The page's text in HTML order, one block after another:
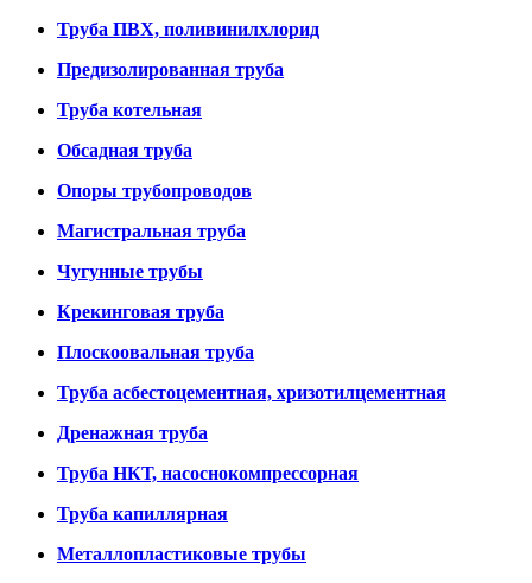
Труба ПВХ, поливинилхлорид
Предизолированная труба
Труба котельная
Обсадная труба
Опоры трубопроводов
Магистральная труба
Чугунные трубы
Крекинговая труба
Плоскоовальная труба
Труба асбестоцементная, хризотилцементная
Дренажная труба
Труба НКТ, насоснокомпрессорная
Труба капиллярная
Металлопластиковые трубы